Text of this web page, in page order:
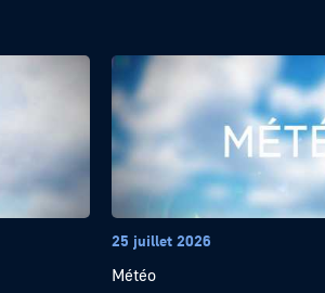
25 juillet 2026
Météo